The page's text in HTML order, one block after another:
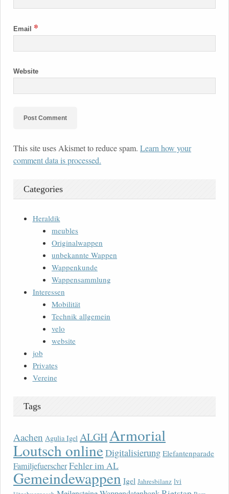
Email *
Website
This site uses Akismet to reduce spam. Learn how your
comment data is processed.
Categories
Heraldik
meubles
Originalwappen
unbekannte Wappen
Wappenkunde
Wappensammlung
Interessen
Mobilität
Technik allgemein
velo
website
job
Privates
Vereine
Tags
Aachen Agulia Igel ALGH Armorial
Loutsch onlineDigitalisierung Elefantenparade
FamiljefuerscherFehler im AL
Gemeindewappen Igel Jahresbilanz lvi